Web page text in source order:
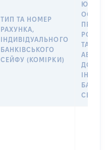
ТИП ТА НОМЕР
РАХУНКА,
ІНДИВІДУАЛЬНОГО
БАНКІВСЬКОГО
СЕЙФУ (КОМІРКИ)
ПРАВО
ТАКИМ
АБО
ДО
СЕЙФУ